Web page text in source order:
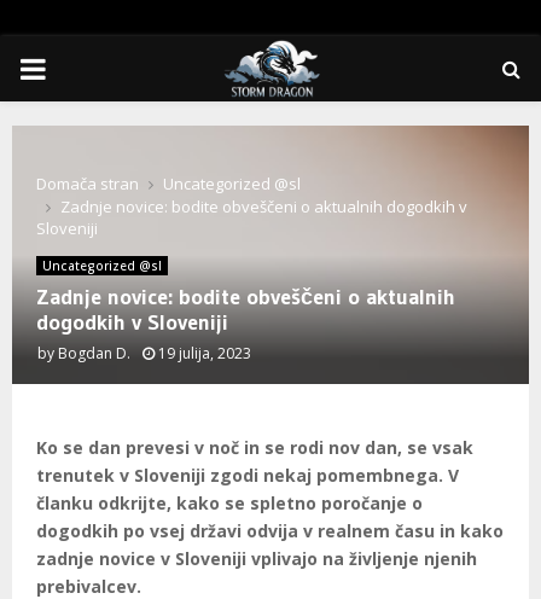
PRIMARY
MENU
Domača stran
Uncategorized @sl
Zadnje novice: bodite obveščeni o aktualnih dogodkih v
Sloveniji
Uncategorized @sl
Zadnje novice: bodite obveščeni o aktualnih
dogodkih v Sloveniji
by Bogdan D. 19 julija, 2023
Ko se dan prevesi v noč in se rodi nov dan, se vsak
trenutek v Sloveniji zgodi nekaj pomembnega. V
članku odkrijte, kako se spletno poročanje o
dogodkih po vsej državi odvija v realnem času in kako
zadnje novice v Sloveniji vplivajo na življenje njenih
prebivalcev.